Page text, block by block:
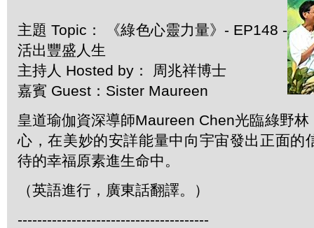
主題 Topic： 《綠色心靈力量》- EP148 -
活出豐盛人生
主持人 Hosted by： 周兆祥博士
嘉賓 Guest：Sister Maureen
皇道瑜伽資深導師Maureen Chen光臨綠野
心，在美妙的安詳能量中向宇宙發出正面的
待的幸福原素進生命中。
（英語進行，廣東話翻譯。）
---------------------------------------